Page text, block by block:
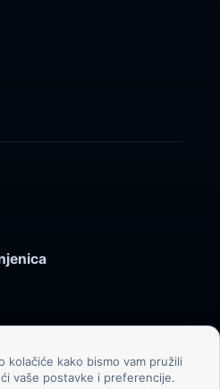
Sva prava pridržana.
kolačiće kako bismo vam pružili
vaše postavke i preferencije.